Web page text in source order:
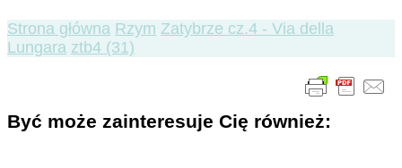
Strona główna Rzym Zatybrze cz.4 - Via della
Lungara ztb4 (31)
Być może zainteresuje Cię również: